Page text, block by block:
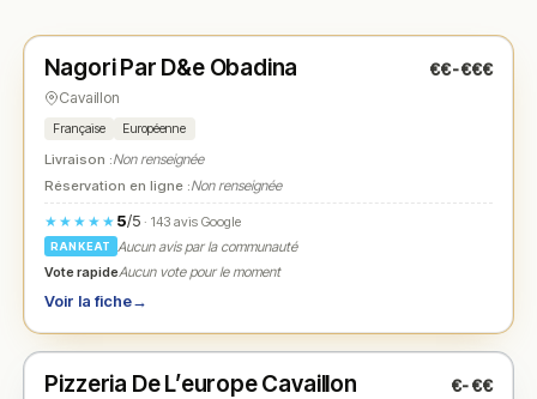
★ N° 1
Nagori Par D&e Obadina €€-€€€
Cavaillon
Française Européenne
Livraison :Non renseignée
Réservation en ligne :Non renseignée
★★★★★ 5/5· 143 avis Google
RANKEAT
Aucun avis par la communauté
Vote rapideAucun vote pour le moment
Voir la fiche→
★ N° 2
Pizzeria De L’europe Cavaillon €-€€